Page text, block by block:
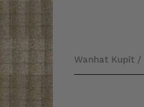
Wanhat Kupit /